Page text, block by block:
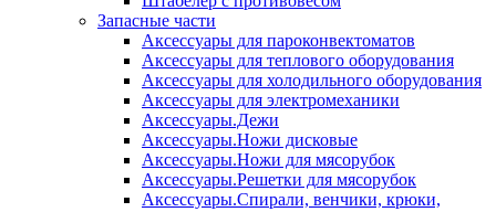
Запасные части
Аксессуары для пароконвектоматов
Аксессуары для теплового оборудования
Аксессуары для холодильного оборудования
Аксессуары для электромеханики
Аксессуары.Дежи
Аксессуары.Ножи дисковые
Аксессуары.Ножи для мясорубок
Аксессуары.Решетки для мясорубок
Аксессуары.Спирали, венчики, крюки,